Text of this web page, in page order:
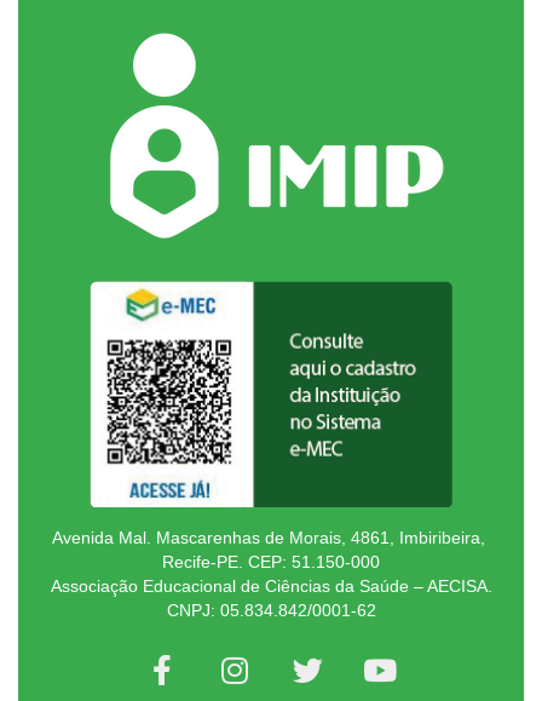
Avenida Mal. Mascarenhas de Morais, 4861, Imbiribeira,
Recife-PE. CEP: 51.150-000
Associação Educacional de Ciências da Saúde – AECISA.
CNPJ: 05.834.842/0001-62